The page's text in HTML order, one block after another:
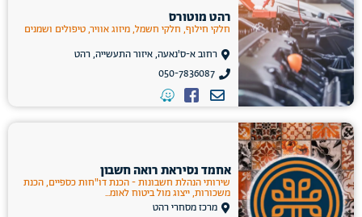
רהט מוטורס
חלקי חילוף, חלקי חשמל, מיזוג אוויר, טיפולים ושמנים
רחוב א-ס'נאעה, איזור התעשייה, רהט
050-7836087
אחמד נסיראת רואה חשבון
שירותי הנהלת חשבונות - הכנת דו"חות כספיים, הכנת
משכורות, ייצוג מול ביטוח לאומ...
מרכז מסחרי רהט